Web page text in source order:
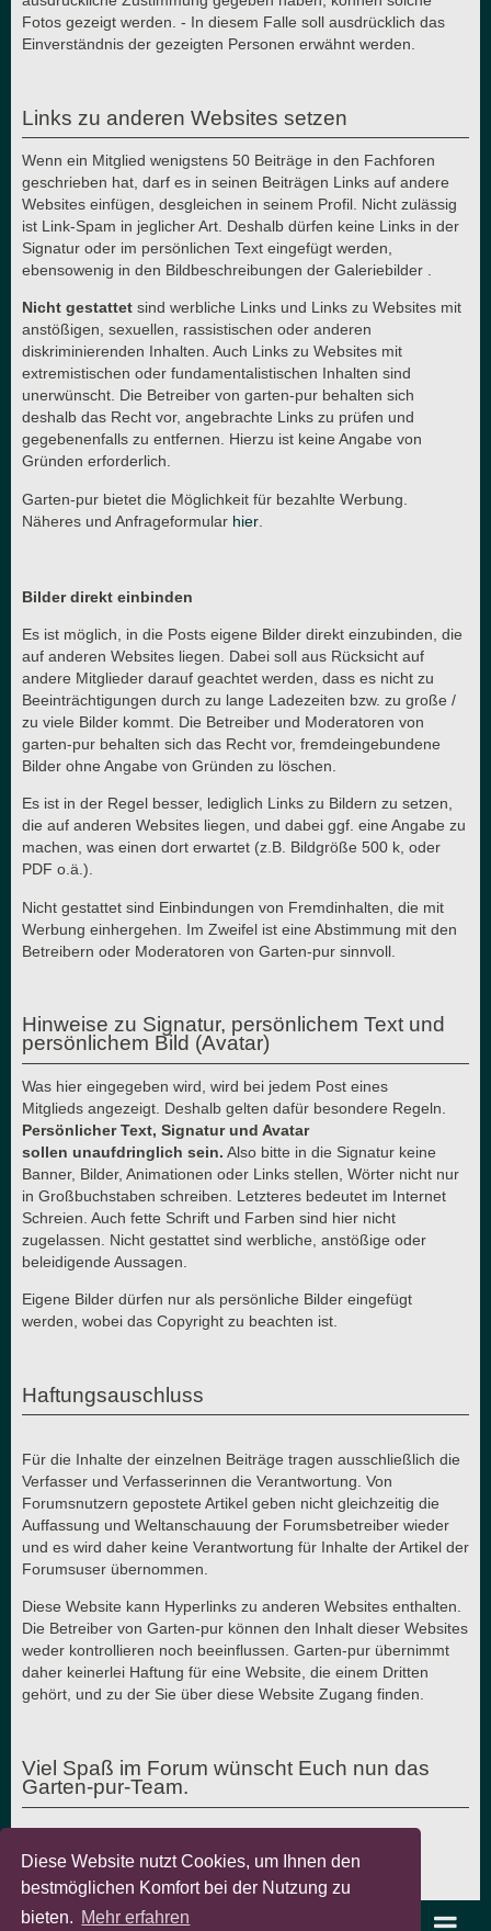
Diese Website nutzt Cookies, um Ihnen den
bestmöglichen Komfort bei der Nutzung zu
bieten. Mehr erfahren
Fotos gezeigt werden. - In diesem Falle soll ausdrücklich das
Einverständnis der gezeigten Personen erwähnt werden.
Links zu anderen Websites setzen
Wenn ein Mitglied wenigstens 50 Beiträge in den Fachforen
geschrieben hat, darf es in seinen Beiträgen Links auf andere
Websites einfügen, desgleichen in seinem Profil. Nicht zulässig
ist Link-Spam in jeglicher Art. Deshalb dürfen keine Links in der
Signatur oder im persönlichen Text eingefügt werden,
ebensowenig in den Bildbeschreibungen der Galeriebilder .
Nicht gestattet sind werbliche Links und Links zu Websites mit
anstößigen, sexuellen, rassistischen oder anderen
diskriminierenden Inhalten. Auch Links zu Websites mit
extremistischen oder fundamentalistischen Inhalten sind
unerwünscht. Die Betreiber von garten-pur behalten sich
deshalb das Recht vor, angebrachte Links zu prüfen und
gegebenenfalls zu entfernen. Hierzu ist keine Angabe von
Gründen erforderlich.
Garten-pur bietet die Möglichkeit für bezahlte Werbung.
Näheres und Anfrageformular hier
Bilder direkt einbinden
Es ist möglich, in die Posts eigene Bilder direkt einzubinden, die
auf anderen Websites liegen. Dabei soll aus Rücksicht auf
andere Mitglieder darauf geachtet werden, dass es nicht zu
Beeinträchtigungen durch zu lange Ladezeiten bzw. zu große /
zu viele Bilder kommt. Die Betreiber und Moderatoren von
garten-pur behalten sich das Recht vor, fremdeingebundene
Bilder ohne Angabe von Gründen zu löschen.
Es ist in der Regel besser, lediglich Links zu Bildern zu setzen,
die auf anderen Websites liegen, und dabei ggf. eine Angabe zu
machen, was einen dort erwartet (z.B. Bildgröße 500 k, oder
PDF o.ä.).
Nicht gestattet sind Einbindungen von Fremdinhalten, die mit
Werbung einhergehen. Im Zweifel ist eine Abstimmung mit den
Betreibern oder Moderatoren von Garten-pur sinnvoll.
Hinweise zu Signatur, persönlichem Text und
persönlichem Bild (Avatar)
Was hier eingegeben wird, wird bei jedem Post eines
Mitglieds angezeigt. Deshalb gelten dafür besondere Regeln.
Persönlicher Text, Signatur und Avatar
sollen unaufdringlich sein. Also bitte in die Signatur keine
Banner, Bilder, Animationen oder Links stellen, Wörter nicht nur
in Großbuchstaben schreiben. Letzteres bedeutet im Internet
Schreien. Auch fette Schrift und Farben sind hier nicht
zugelassen. Nicht gestattet sind werbliche, anstößige oder
beleidigende Aussagen.
Eigene Bilder dürfen nur als persönliche Bilder eingefügt
werden, wobei das Copyright zu beachten ist.
Haftungsauschluss
Für die Inhalte der einzelnen Beiträge tragen ausschließlich die
Verfasser und Verfasserinnen die Verantwortung. Von
Forumsnutzern gepostete Artikel geben nicht gleichzeitig die
Auffassung und Weltanschauung der Forumsbetreiber wieder
und es wird daher keine Verantwortung für Inhalte der Artikel der
Forumsuser übernommen.
Diese Website kann Hyperlinks zu anderen Websites enthalten.
Die Betreiber von Garten-pur können den Inhalt dieser Websites
weder kontrollieren noch beeinflussen. Garten-pur übernimmt
daher keinerlei Haftung für eine Website, die einem Dritten
gehört, und zu der Sie über diese Website Zugang finden.
Viel Spaß im Forum wünscht Euch nun das
Garten-pur-Team.
Letzte Aktualisierung: 7.8.2018 - © Garten-pur GbR